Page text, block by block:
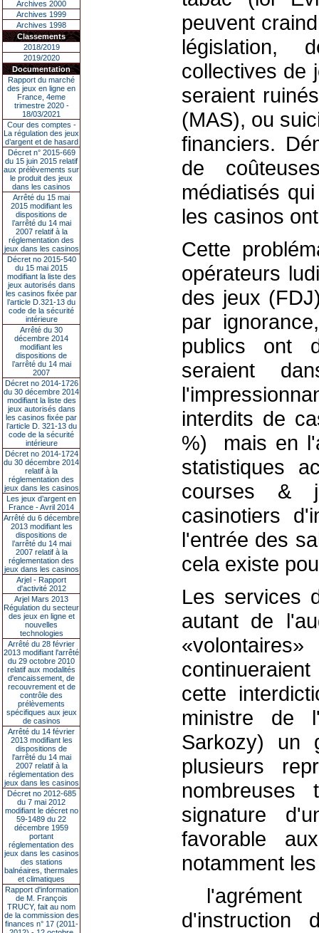
Archives 2000
Archives 1999
Archives 1998
Classements
2018/2019
2019/2020
Documentation
Rapport du marché
des jeux en ligne en
France, 4eme
trimestre 2020 -
18/03/2021
Cour des comptes -
La régulation des jeux
d’argent et de hasard
Décret n° 2015-669
du 15 juin 2015 relatif
aux prélèvements sur
le produit des jeux
dans les casinos
Arrêté du 15 mai
2015 modifiant les
dispositions de
l’arrêté du 14 mai
2007 relatif à la
réglementation des
jeux dans les casinos
Décret no 2015-540
du 15 mai 2015
modifiant la liste des
jeux autorisés dans
les casinos fixée par
l’article D.321-13 du
code de la sécurité
intérieure
Arrêté du 30
décembre 2014
modifiant les
dispositions de
l’arrêté du 14 mai
2007
Décret no 2014-1726
du 30 décembre 2014
modifiant la liste des
jeux autorisés dans
les casinos fixée par
l’article D. 321-13 du
code de la sécurité
intérieure
Décret no 2014-1724
du 30 décembre 2014
relatif à la
réglementation des
jeux dans les casinos
Les jeux d’argent en
France - Avril 2014
Arrêté du 6 décembre
2013 modifiant les
dispositions de
l’arrêté du 14 mai
2007 relatif à la
réglementation des
jeux dans les casinos
Arjel - Rapport
d'activité 2012
Arjel Mars 2013
Régulation du secteur
des jeux en ligne et
nouvelles
technologies
Arrêté du 28 février
2013 modifiant l'arrêté
du 29 octobre 2010
relatif aux modalités
d'encaissement, de
recouvrement et de
contrôle des
prélèvements
spécifiques aux jeux
de casinos
Arrêté du 14 février
2013 modifiant les
dispositions de
l'arrêté du 14 mai
2007 relatif à la
réglementation des
jeux dans les casinos
Décret no 2012-685
du 7 mai 2012
modifiant le décret no
59-1489 du 22
décembre 1959
portant
réglementation des
jeux dans les casinos
des stations
balnéaires, thermales
et climatiques
Rapport d'information
de M. François
TRUCY, fait au nom
de la commission des
finances n° 17 (2011-
peuvent
législation,
collectives de
seraient
(MAS), ou
financiers.
de
médiatisés
les casinos
Cette
opérateurs
des jeux
par
publics ont
seraient
interdits de
%) ­ mais en
statistiques
courses &
casinotiers
l'entrée des
cela existe
Les services
autant de
cette
ministre de
Sarkozy) un
plusieurs
signature
favorable
notamment
d'instruction